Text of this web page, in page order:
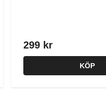
299 kr
KÖP